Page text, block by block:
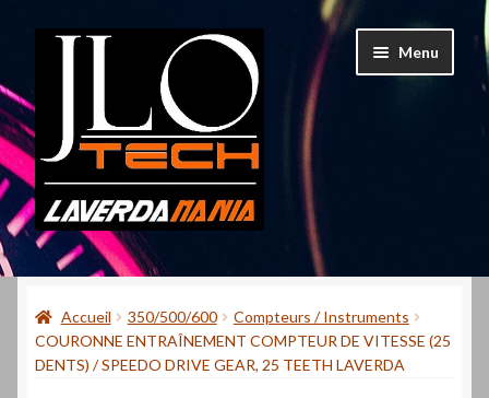
Aller
navigation
Aller
Menu
Accueil
Mon compte
Contact
Accueil 350/500/600
Compteurs / Instruments
COURONNE ENTRAÎNEMENT COMPTEUR DE VITESSE (25
DENTS) / SPEEDO DRIVE GEAR, 25 TEETH LAVERDA